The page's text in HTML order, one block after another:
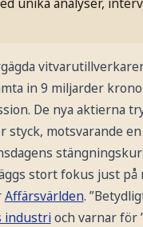
in 9 miljarder
De nya aktierna
styck, motsvarande
stort fokus just på
Affärsvärlden.
industrioch varnar för